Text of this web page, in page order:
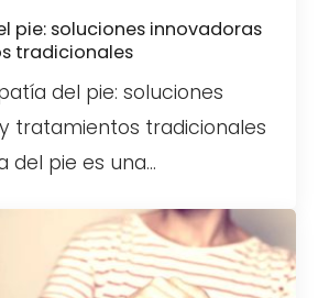
pie: soluciones innovadoras
tradicionales
del pie: soluciones
tratamientos tradicionales
del pie es una…